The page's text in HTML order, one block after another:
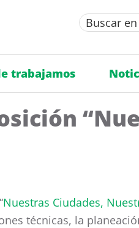
trabajamos
Nuestras Ciudades,
técnicas, la